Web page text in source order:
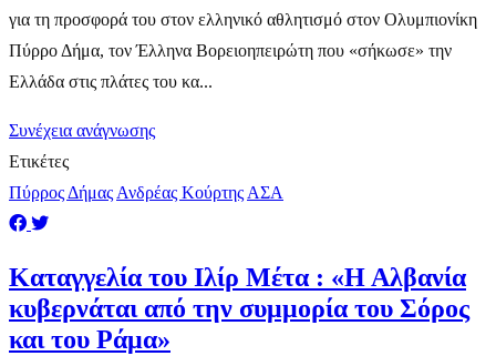
για τη προσφορά του στον ελληνικό αθλητισμό στον Ολυμπιονίκη
Πύρρο Δήμα, τον Έλληνα Βορειοηπειρώτη που «σήκωσε» την
Ελλάδα στις πλάτες του κα...
Συνέχεια ανάγνωσης
Ετικέτες
Πύρρος Δήμας Ανδρέας Κούρτης ΑΣΑ
Καταγγελία του Ιλίρ Μέτα : «Η Αλβανία
κυβερνάται από την συμμορία του Σόρος
και του Ράμα»